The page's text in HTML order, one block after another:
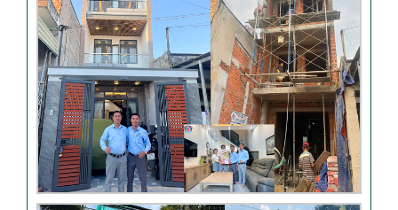
Đánh giá khách hàng xây
nhà tại Thủ Đức